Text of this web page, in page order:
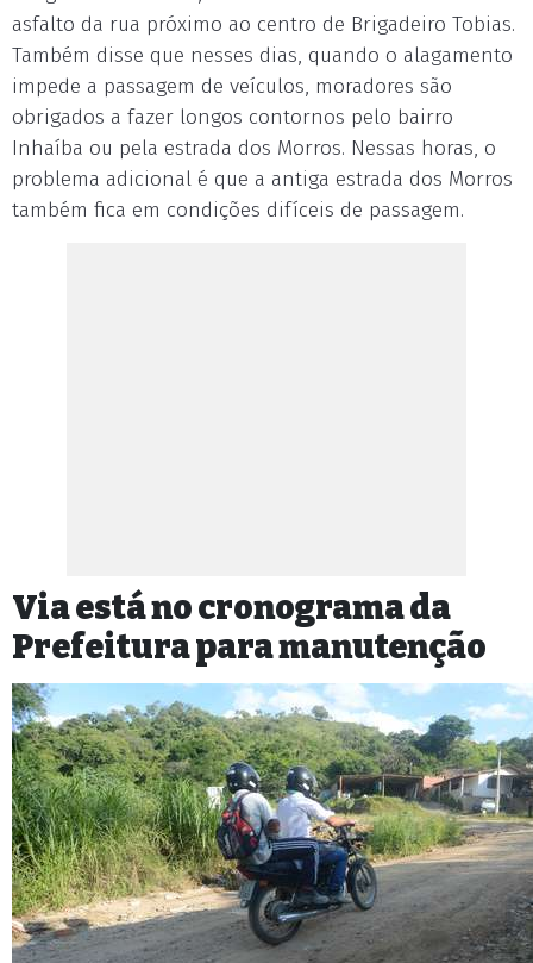
asfalto da rua próximo ao centro de Brigadeiro Tobias.
Também disse que nesses dias, quando o alagamento
impede a passagem de veículos, moradores são
obrigados a fazer longos contornos pelo bairro
Inhaíba ou pela estrada dos Morros. Nessas horas, o
problema adicional é que a antiga estrada dos Morros
também fica em condições difíceis de passagem.
Via está no cronograma da
Prefeitura para manutenção